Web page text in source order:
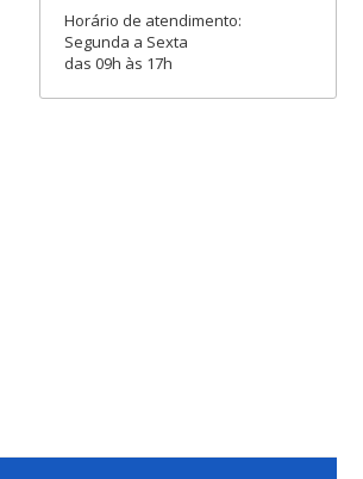
Horário de atendimento:
Segunda a Sexta
das 09h às 17h